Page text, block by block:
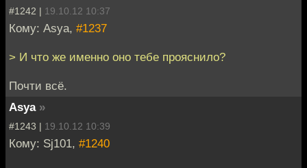
#1242 | 19.10.12 10:37
Кому: Asya, #1237
> И что же именно оно тебе прояснило?
Почти всё.
Asya »
#1243 | 19.10.12 10:39
Кому: Sj101, #1240